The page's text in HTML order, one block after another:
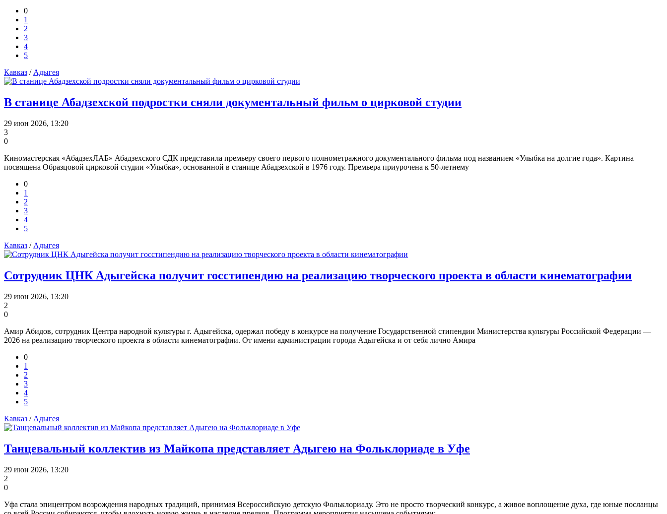
0
1
2
3
4
5
Кавказ /Адыгея
В станице Абадзехской подростки сняли документальный фильм о цирковой студии
29 июн 2026, 13:20
3
0
Киномастерская «АбадзехЛАБ» Абадзехского СДК представила премьеру своего первого полнометражного документального фильма под названием «Улыбка на долгие года». Картина
посвящена Образцовой цирковой студии «Улыбка», основанной в станице Абадзехской в 1976 году. Премьера приурочена к 50-летнему
0
1
2
3
4
5
Кавказ / Адыгея
Сотрудник ЦНК Адыгейска получит госстипендию на реализацию творческого проекта в области кинематографии
29 июн 2026, 13:20
2
0
Амир Абидов, сотрудник Центра народной культуры г. Адыгейска, одержал победу в конкурсе на получение Государственной стипендии Министерства культуры Российской Федерации —
2026 на реализацию творческого проекта в области кинематографии. От имени администрации города Адыгейска и от себя лично Амира
0
1
2
3
4
5
Кавказ / Адыгея
Танцевальный коллектив из Майкопа представляет Адыгею на Фольклориаде в Уфе
29 июн 2026, 13:20
2
0
Уфа стала эпицентром возрождения народных традиций, принимая Всероссийскую детскую Фольклориаду. Это не просто творческий конкурс, а живое воплощение духа, где юные посланцы